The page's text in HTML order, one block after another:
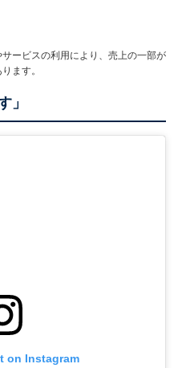
ービスの利用により、売上の一部が
ます。
」
on Instagram